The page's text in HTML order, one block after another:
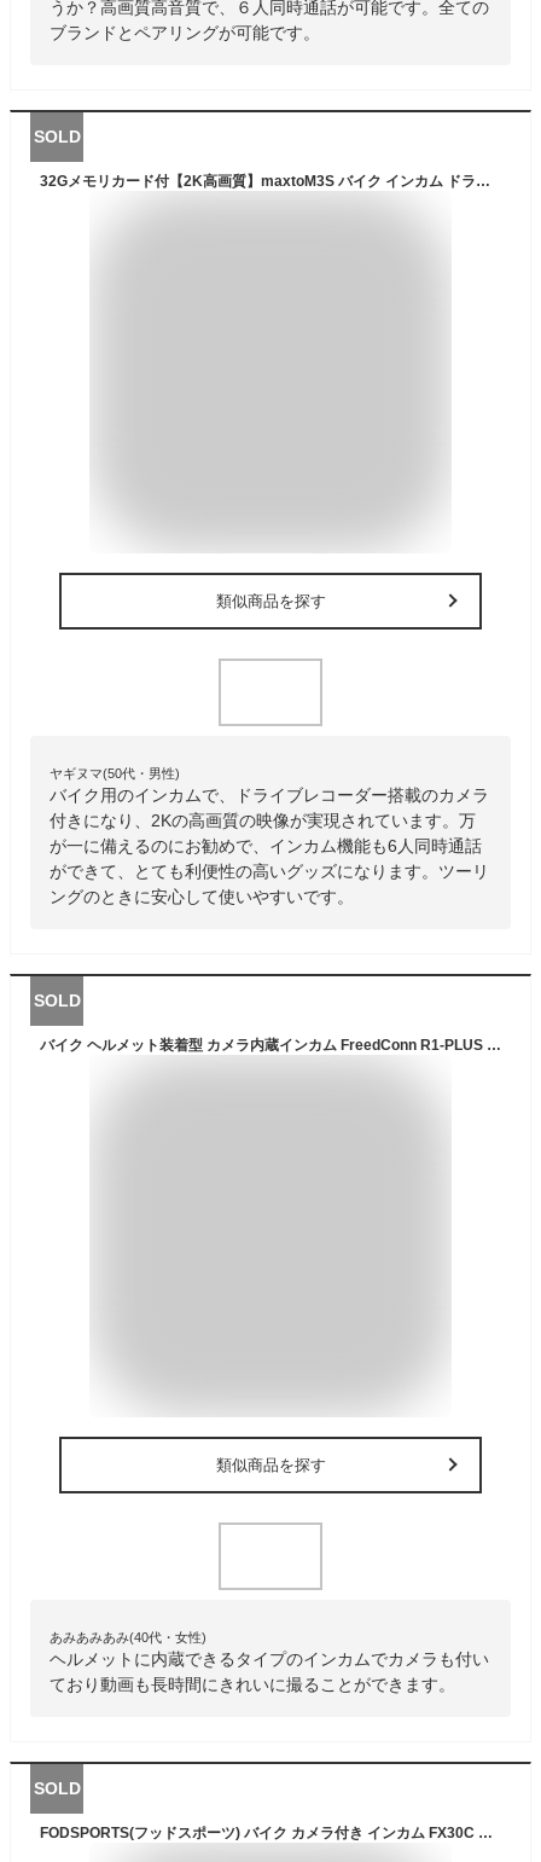
うか？高画質高音質で、６人同時通話が可能です。全ての
ブランドとペアリングが可能です。
SOLD
32Gメモリカード付【2K高画質】maxtoM3S バイク インカム ドライブレコーダー カメラ M3S FM WIFI搭載 ドラレコ 6人通話 ブルートゥース バイク用インカム カメラ 無線機 高画質 FMラジオ ドラレコ 6人通話 ブルートゥース バイク用インカム バイク用品 防水
類似商品を探す
ヤギヌマ(50代・男性)
バイク用のインカムで、ドライブレコーダー搭載のカメラ
付きになり、2Kの高画質の映像が実現されています。万
が一に備えるのにお勧めで、インカム機能も6人同時通話
ができて、とても利便性の高いグッズになります。ツーリ
ングのときに安心して使いやすいです。
SOLD
バイク ヘルメット装着型 カメラ内蔵インカム FreedConn R1-PLUS 1080P HD WIFI搭載 Bluetooth5.0 ドライブレコーダー 6人通話 最大通話距離1000m1500mAh電池/IP65防水/音楽/Siri/音声聞き取リ/FM/技適認証済み/日本説明書バイク用カメラ付きインカムR1Plus 通信シス...
類似商品を探す
あみあみあみ(40代・女性)
ヘルメットに内蔵できるタイプのインカムでカメラも付い
ており動画も長時間にきれいに撮ることができます。
SOLD
FODSPORTS(フッドスポーツ) バイク カメラ付き インカム FX30C PRO ドラレコ付きインカム 連続使用36時間可能 ワイドFMラジオ 音楽共有 3段階音質調整 360°角度調整 いんかむ Bluetooth無線機 ヘルメ